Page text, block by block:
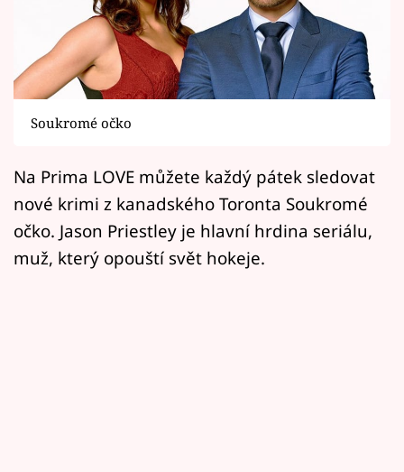
Sledujte prima+
Filmový festival Karlovy Vary
Přihlášení
Soukromé očko
Na Prima LOVE můžete každý pátek sledovat
nové krimi z kanadského Toronta Soukromé
očko. Jason Priestley je hlavní hrdina seriálu,
muž, který opouští svět hokeje.